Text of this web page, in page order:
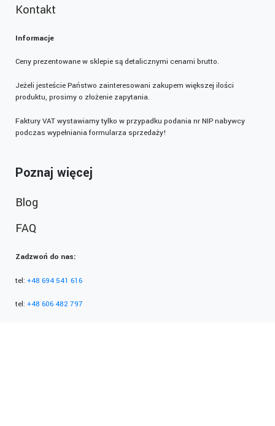
Kontakt
Informacje
Ceny prezentowane w sklepie są detalicznymi cenami brutto.
Jeżeli jesteście Państwo zainteresowani zakupem większej ilości
produktu, prosimy o złożenie zapytania.
Faktury VAT wystawiamy tylko w przypadku podania nr NIP nabywcy
podczas wypełniania formularza sprzedaży!
Poznaj więcej
Blog
FAQ
Zadzwoń do nas:
tel: +48 694 541 616
tel: +48 606 482 797